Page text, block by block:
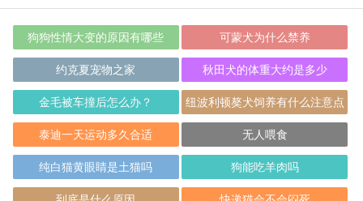
狗狗性情大变的原因有哪些 可蒙犬为什么禁养
约克夏宠物之家 秋田犬的体重大约是多少
金毛被车撞后怎么办？ 纽波利顿獒犬饲养有什么注意点
泰迪一天运动多久合适 无人喂食
纯白猫黄眼睛是土猫吗 狗能吃羊肉吗